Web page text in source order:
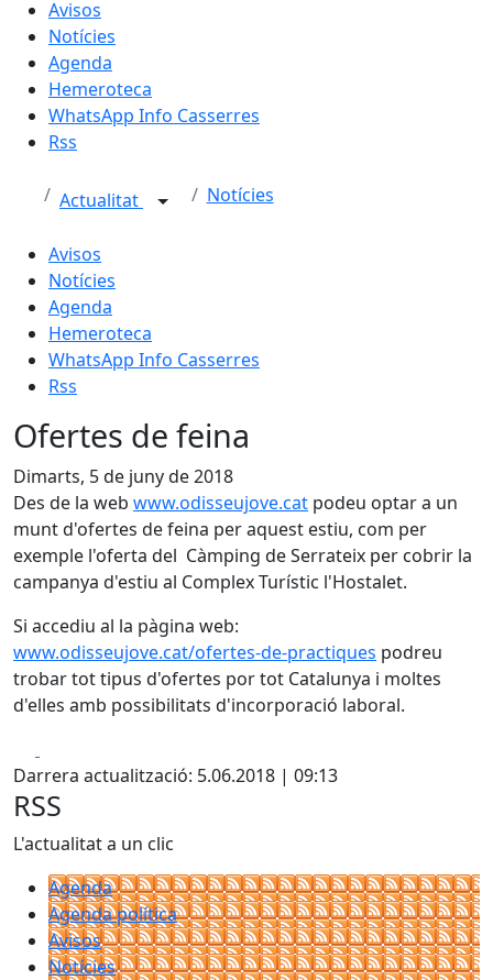
Avisos
Notícies
Agenda
Hemeroteca
WhatsApp Info Casserres
Rss
Actualitat Notícies
Avisos
Notícies
Agenda
Hemeroteca
WhatsApp Info Casserres
Rss
Ofertes de feina
Dimarts, 5 de juny de 2018
Des de la web www.odisseujove.cat podeu optar a un
munt d'ofertes de feina per aquest estiu, com per
exemple l'oferta del Càmping de Serrateix per cobrir la
campanya d'estiu al Complex Turístic l'Hostalet.
Si accediu al la pàgina web:
www.odisseujove.cat/ofertes-de-practiques podreu
trobar tot tipus d'ofertes por tot Catalunya i moltes
d'elles amb possibilitats d'incorporació laboral.
Darrera actualització: 5.06.2018 | 09:13
RSS
L'actualitat a un clic
Agenda
Agenda política
Avisos
Notícies